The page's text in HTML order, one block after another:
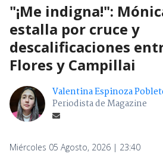
"¡Me indigna!":
estalla por cruce y
descalificaciones
Flores y Campillai
Valentina Espinoza
Periodista de Magazine
Miércoles 05 Agosto, 2026 | 23:40